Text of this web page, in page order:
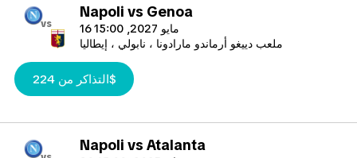
vs
Napoli vs Genoa
16 مايو 2027, 15:00
ملعب دييغو أرماندو مارادونا ، نابولي ، إيطاليا
التذاكر من 224$
Napoli vs Atalanta